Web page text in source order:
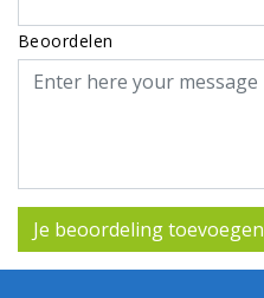
Beoordelen
Je beoordeling toevoegen